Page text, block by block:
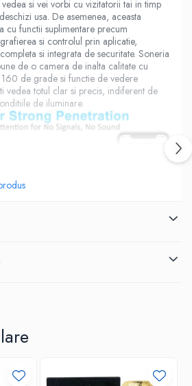
si vei vorbi cu vizitatorii tai in timp
usa. De asemenea, aceasta
cu functii suplimentare precum
si controlul prin aplicatie,
si integrata de securitate. Soneria
de o camera de inalta calitate cu
de grade si functie de vedere
vedea totul clar si precis, indiferent de
de iluminare.